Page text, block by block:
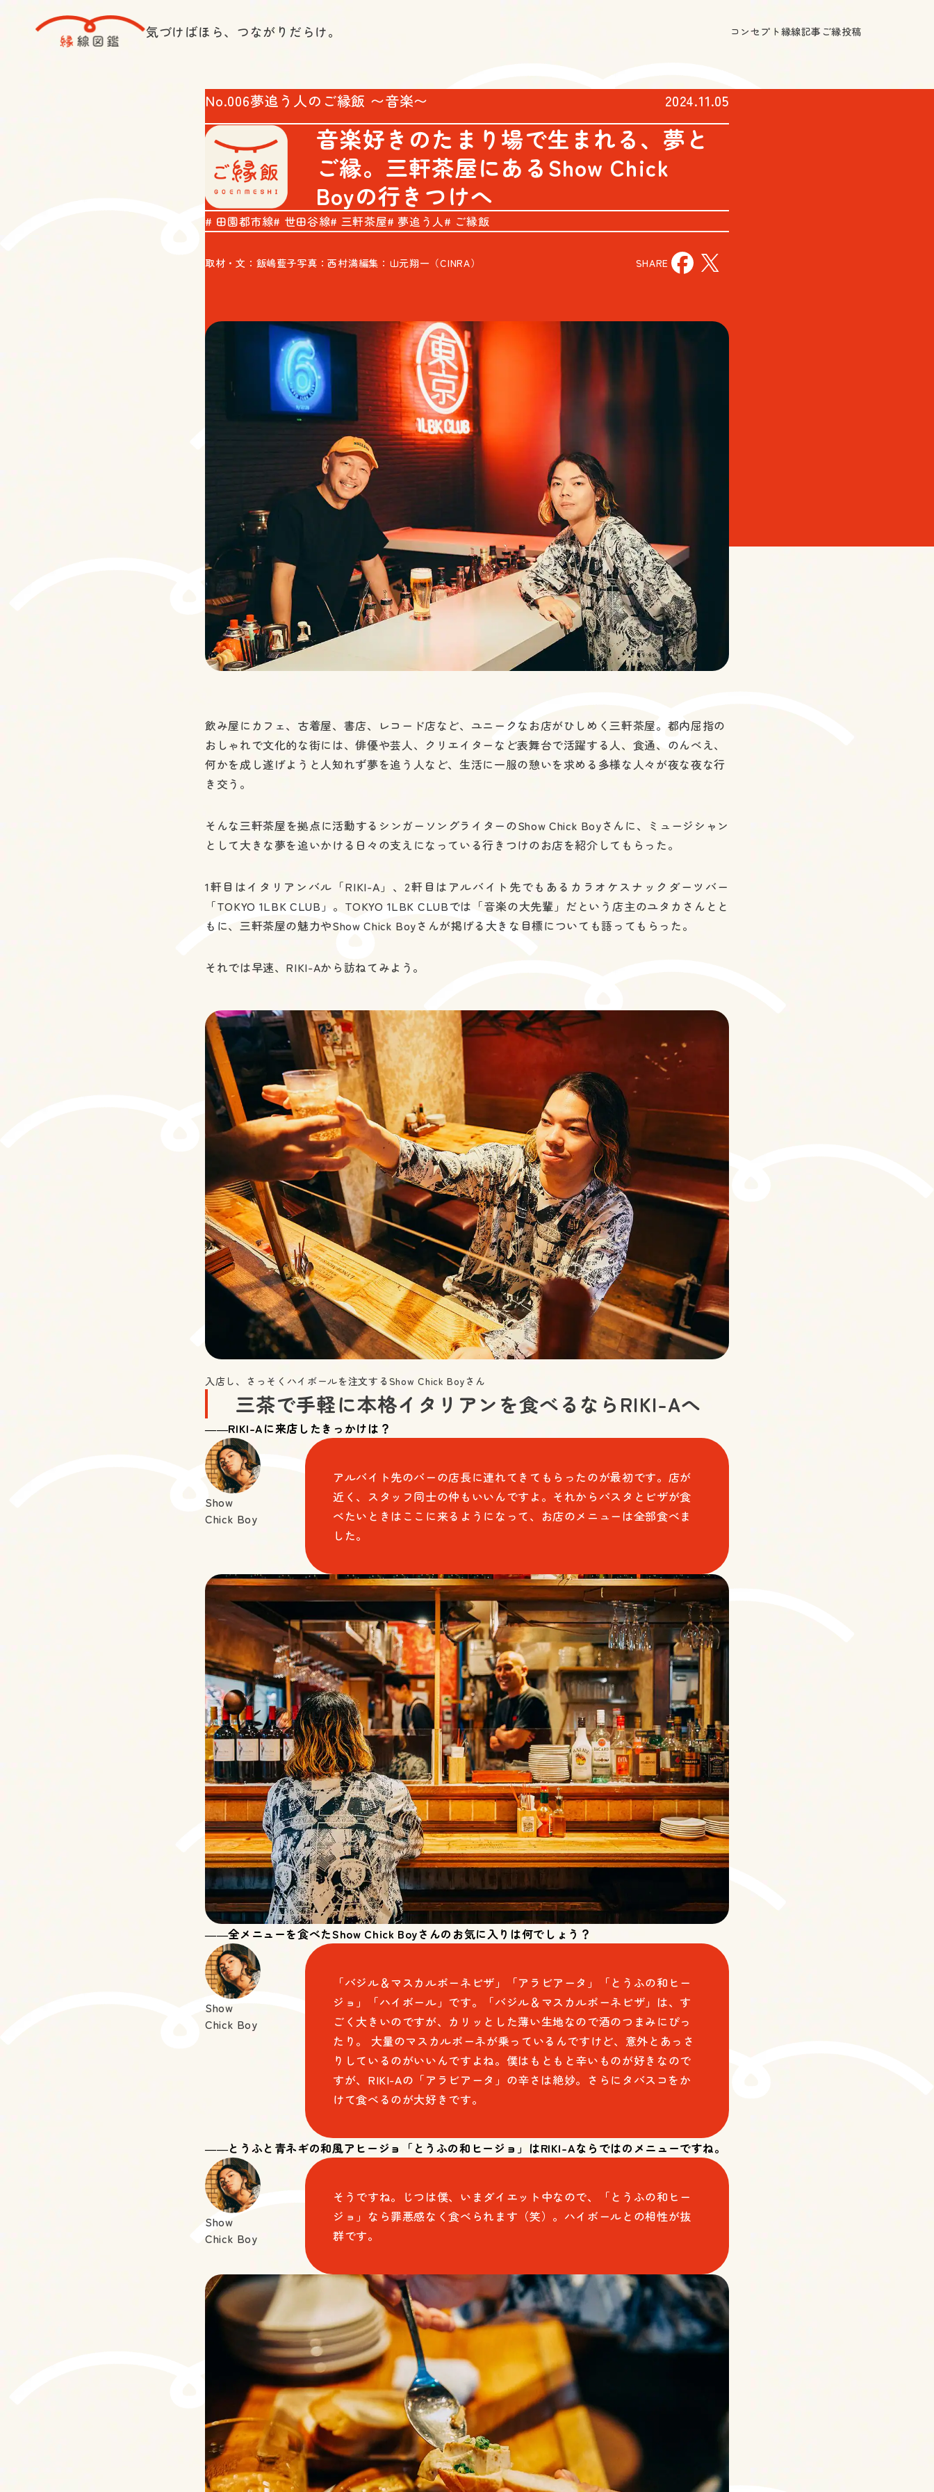
気づけばほら、つながりだらけ。 コンセプト縁線記事 ご縁投稿
No.006夢追う人のご縁飯 〜音楽〜 2024.11.05
音楽好きのたまり場で生まれる、夢と
ご縁。三軒茶屋にあるShow Chick
Boyの行きつけへ
田園都市線 世田谷線 三軒茶屋 夢追う人 ご縁飯
取材・文：飯嶋藍子写真：西村満編集：山元翔一（CINRA） SHARE
飲み屋にカフェ、古着屋、書店、レコード店など、ユニークなお店がひしめく三軒茶屋。都内屈指の
おしゃれで文化的な街には、俳優や芸人、クリエイターなど表舞台で活躍する人、食通、のんべえ、
何かを成し遂げようと人知れず夢を追う人など、生活に一服の憩いを求める多様な人々が夜な夜な行
き交う。
そんな三軒茶屋を拠点に活動するシンガーソングライターのShow Chick Boyさんに、ミュージシャン
として大きな夢を追いかける日々の支えになっている行きつけのお店を紹介してもらった。
1軒目はイタリアンバル「RIKI-A」、2軒目はアルバイト先でもあるカラオケスナックダーツバー
「TOKYO 1LBK CLUB」。TOKYO 1LBK CLUBでは「音楽の大先輩」だという店主のユタカさんとと
もに、三軒茶屋の魅力やShow Chick Boyさんが掲げる大きな目標についても語ってもらった。
それでは早速、RIKI-Aから訪ねてみよう。
入店し、さっそくハイボールを注文するShow Chick Boyさん
三茶で手軽に本格イタリアンを食べるならRIKI-Aへ
――RIKI-Aに来店したきっかけは？
アルバイト先のバーの店長に連れてきてもらったのが最初です。店が
近く、スタッフ同士の仲もいいんですよ。それからパスタとピザが食
べたいときはここに来るようになって、お店のメニューは全部食べま
した。
Show
Chick Boy
――全メニューを食べたShow Chick Boyさんのお気に入りは何でしょう？
「バジル＆マスカルポーネピザ」「アラビアータ」「とうふの和ヒー
ジョ」「ハイボール」です。「バジル＆マスカルポーネピザ」は、す
ごく大きいのですが、カリッとした薄い生地なので酒のつまみにぴっ
たり。 大量のマスカルポーネが乗っているんですけど、意外とあっさ
りしているのがいいんですよね。僕はもともと辛いものが好きなので
すが、RIKI-Aの「アラビアータ」の辛さは絶妙。さらにタバスコをか
けて食べるのが大好きです。
Show
Chick Boy
――とうふと青ネギの和風アヒージョ「とうふの和ヒージョ」はRIKI-Aならではのメニューですね。
そうですね。じつは僕、いまダイエット中なので、「とうふの和ヒー
ジョ」なら罪悪感なく食べられます（笑）。ハイボールとの相性が抜
群です。
Show
Chick Boy